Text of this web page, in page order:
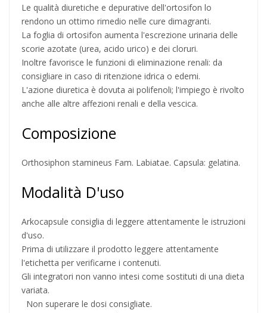
Le qualità diuretiche e depurative dell'ortosifon lo
rendono un ottimo rimedio nelle cure dimagranti.
La foglia di ortosifon aumenta l'escrezione urinaria delle
scorie azotate (urea, acido urico) e dei cloruri.
Inoltre favorisce le funzioni di eliminazione renali: da
consigliare in caso di ritenzione idrica o edemi.
L'azione diuretica è dovuta ai polifenoli; l'impiego è rivolto
anche alle altre affezioni renali e della vescica.
Composizione
Orthosiphon stamineus Fam. Labiatae. Capsula: gelatina.
Modalità D'uso
Arkocapsule consiglia di leggere attentamente le istruzioni
d'uso.
Prima di utilizzare il prodotto leggere attentamente
l'etichetta per verificarne i contenuti.
Gli integratori non vanno intesi come sostituti di una dieta
variata.
Non superare le dosi consigliate.